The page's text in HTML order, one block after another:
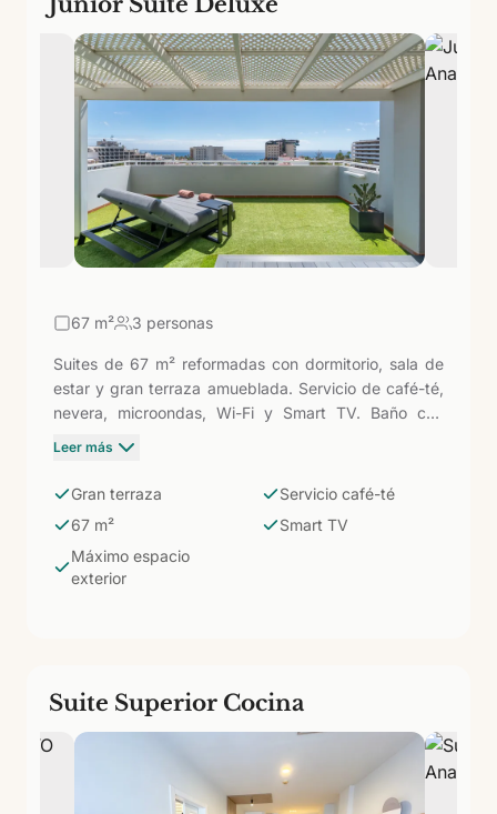
67 m² 3 personas
Suites de 67 m² reformadas con dormitorio, sala de
estar y gran terraza amueblada. Servicio de café-té,
nevera, microondas, Wi-Fi y Smart TV. Baño con
ducha. La terraza generosa es el activo principal de
mayor superficie que las categorías inferiores, son las
ideales para parejas que valoran el aire libre.
Leer más
Gran terraza
Servicio café-té
67 m²
Smart TV
Máximo espacio
exterior
Suite Superior Cocina